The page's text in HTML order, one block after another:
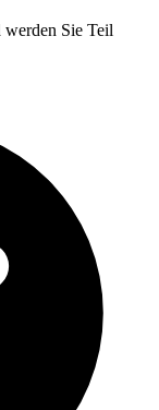
werden Sie Teil